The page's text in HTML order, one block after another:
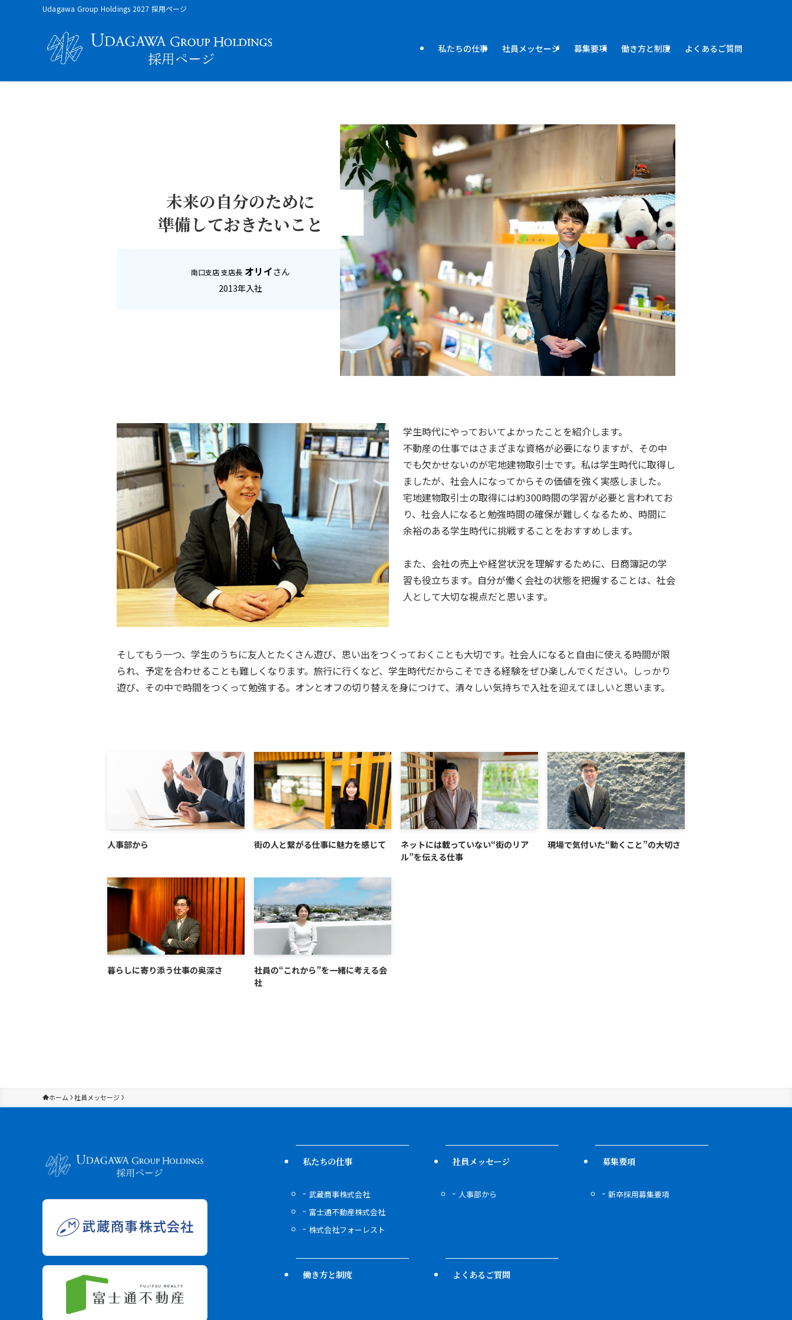
Udagawa Group Holdings 2027 採用ページ
私たちの仕事 社員メッセージ 募集要項 働き方と制度 よくあるご質問
未来の自分のために
準備しておきたいこと
南口支店 支店長 オリイさん
2013年入社
学生時代にやっておいてよかったことを紹介します。
不動産の仕事ではさまざまな資格が必要になりますが、その中
でも欠かせないのが宅地建物取引士です。私は学生時代に取得し
ましたが、社会人になってからその価値を強く実感しました。
宅地建物取引士の取得には約300時間の学習が必要と言われてお
り、社会人になると勉強時間の確保が難しくなるため、時間に
余裕のある学生時代に挑戦することをおすすめします。
また、会社の売上や経営状況を理解するために、日商簿記の学
習も役立ちます。自分が働く会社の状態を把握することは、社会
人として大切な視点だと思います。
そしてもう一つ、学生のうちに友人とたくさん遊び、思い出をつくっておくことも大切です。社会人になると自由に使える時間が限
られ、予定を合わせることも難しくなります。旅行に行くなど、学生時代だからこそできる経験をぜひ楽しんでください。しっかり
遊び、その中で時間をつくって勉強する。オンとオフの切り替えを身につけて、清々しい気持ちで入社を迎えてほしいと思います。
人事部から 街の人と繋がる仕事に魅力を感じて
ネットには載っていない“街のリア
ル”を伝える仕事
現場で気付いた“動くこと”の大切さ
暮らしに寄り添う仕事の奥深さ
社員の“これから”を一緒に考える会
社
ホーム 社員メッセージ
私たちの仕事
武蔵商事株式会社
富士通不動産株式会社
株式会社フォーレスト
社員メッセージ
人事部から
募集要項
新卒採用募集要項
働き方と制度 よくあるご質問